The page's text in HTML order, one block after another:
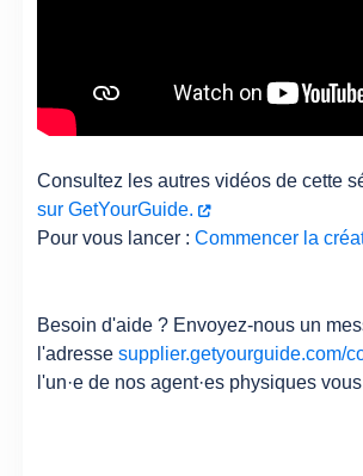
Consultez les autres vidéos de cette
sur GetYourGuide.
Pour vous lancer :Commencer la
Besoin d'aide ? Envoyez-nous un
l'adressesupplier.getyourguide.com/
l'un·e de nos agent·es physiques